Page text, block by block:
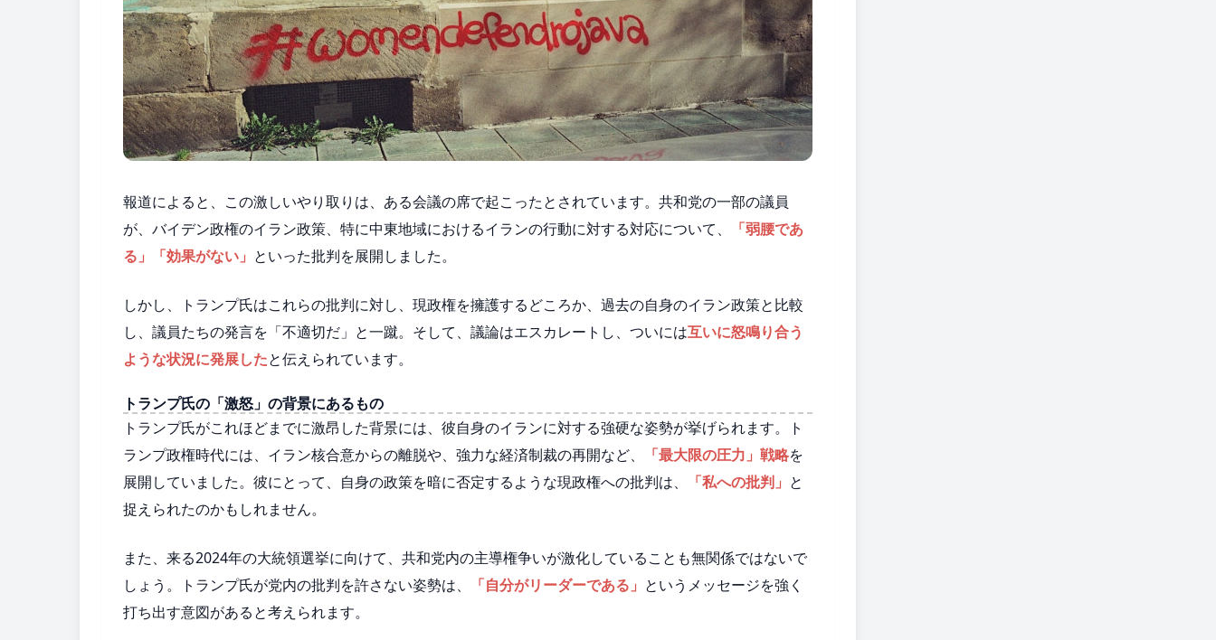
報道によると、この激しいやり取りは、ある会議の席で起こったとされています。共和党の一部の議員
が、バイデン政権のイラン政策、特に中東地域におけるイランの行動に対する対応について、
「弱腰であ
る」「効果がない」 といった批判を展開しました。
しかし、トランプ氏はこれらの批判に対し、現政権を擁護するどころか、過去の自身のイラン政策と比較
し、議員たちの発言を「不適切だ」と一蹴。そして、議論はエスカレートし、ついには互いに怒鳴り合う
ような状況に発展したと伝えられています。
トランプ氏の「激怒」の背景にあるもの
トランプ氏がこれほどまでに激昂した背景には、彼自身のイランに対する強硬な姿勢が挙げられます。ト
ランプ政権時代には、イラン核合意からの離脱や、強力な経済制裁の再開など、
「最大限の圧力」戦略を
展開していました。彼にとって、自身の政策を暗に否定するような現政権への批判は、
「私への批判」 と
捉えられたのかもしれません。
また、来る2024年の大統領選挙に向けて、共和党内の主導権争いが激化していることも無関係ではないで
しょう。トランプ氏が党内の批判を許さない姿勢は、
「自分がリーダーである」 というメッセージを強く
打ち出す意図があると考えられます。